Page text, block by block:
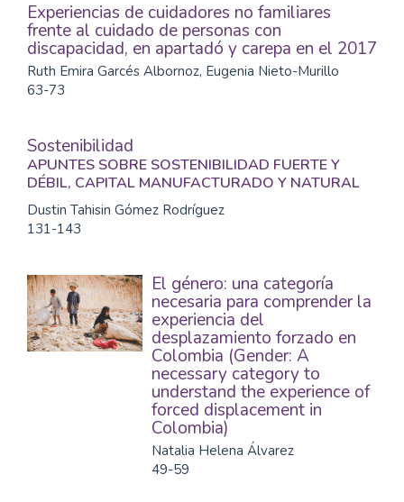
Experiencias de cuidadores no familiares
frente al cuidado de personas con
discapacidad, en apartadó y carepa en el 2017
Ruth Emira Garcés Albornoz, Eugenia Nieto-Murillo
63-73
Sostenibilidad
APUNTES SOBRE SOSTENIBILIDAD FUERTE Y
DÉBIL, CAPITAL MANUFACTURADO Y NATURAL
Dustin Tahisin Gómez Rodríguez
131-143
El género: una categoría
necesaria para comprender la
experiencia del
desplazamiento forzado en
Colombia (Gender: A
necessary category to
understand the experience of
forced displacement in
Colombia)
Natalia Helena Álvarez
49-59